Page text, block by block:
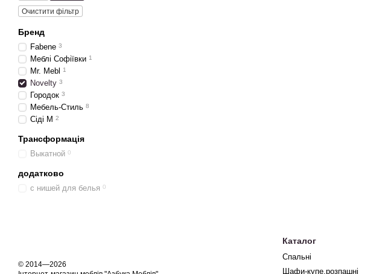
Очистити фільтр
Бренд
Fabene 3
Меблі Софіївки 1
Mr. Mebl 1
Novelty 3
Городок 3
Мебель-Стиль 8
Сіді М 2
Трансформація
Выкатной 0
додатково
с нишей для белья 0
© 2014—2026
Каталог
Спальні
Шафи-купе,розпашні